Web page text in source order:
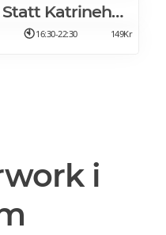
Best Western Hotel Statt Katrineholm
16:30-22:30 149Kr
i